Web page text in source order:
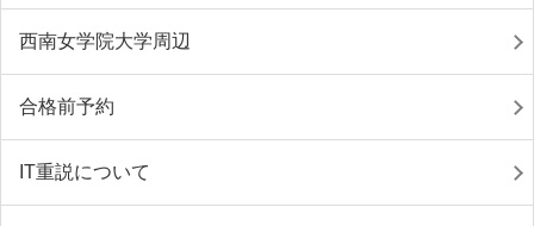
西南女学院大学周辺
合格前予約
IT重説について